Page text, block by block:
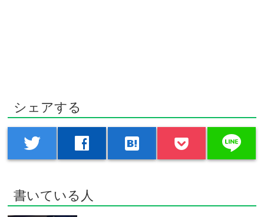
シェアする
twitter facebook hatenabookmark line
書いている人